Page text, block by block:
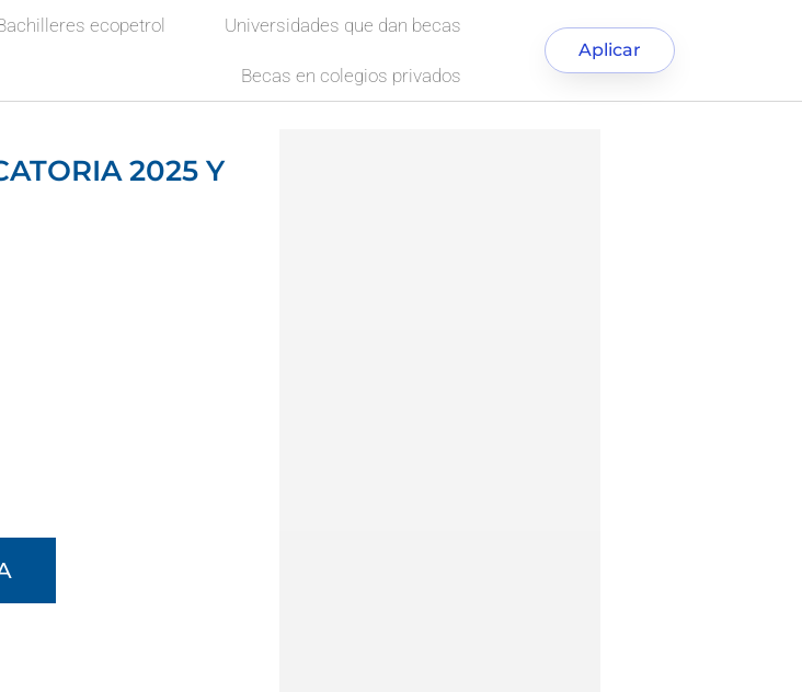
ecopetrol Universidades que dan becas
Becas en colegios privados
Aplicar
2025 Y